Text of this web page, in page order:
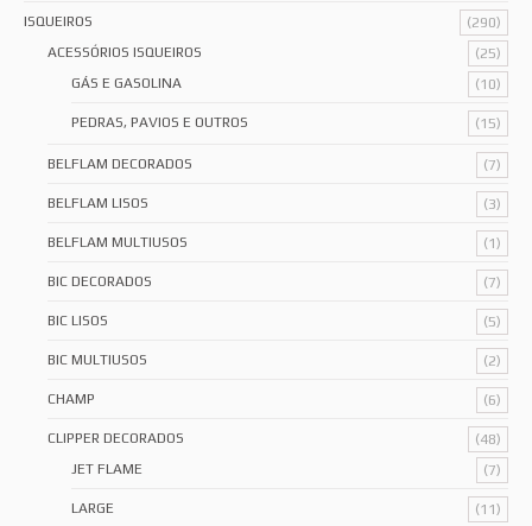
ISQUEIROS
(290)
ACESSÓRIOS ISQUEIROS
(25)
GÁS E GASOLINA
(10)
PEDRAS, PAVIOS E OUTROS (15)
BELFLAM DECORADOS (7)
BELFLAM LISOS (3)
BELFLAM MULTIUSOS (1)
BIC DECORADOS (7)
BIC LISOS (5)
BIC MULTIUSOS (2)
CHAMP (6)
CLIPPER DECORADOS
(48)
JET FLAME
(7)
LARGE (11)